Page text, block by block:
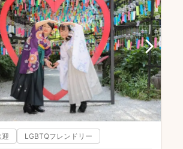
LGBTQフレンドリー